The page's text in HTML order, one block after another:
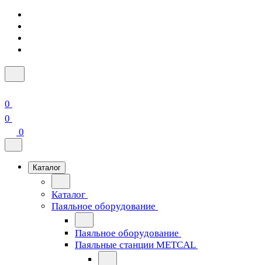
0
0
0
Каталог
Каталог
Паяльное оборудование
Паяльное оборудование
Паяльные станции METCAL